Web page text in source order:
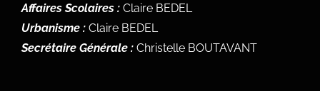
Affaires Scolaires : Claire BEDEL
Urbanisme : Claire BEDEL
Secrétaire Générale : Christelle BOUTAVANT